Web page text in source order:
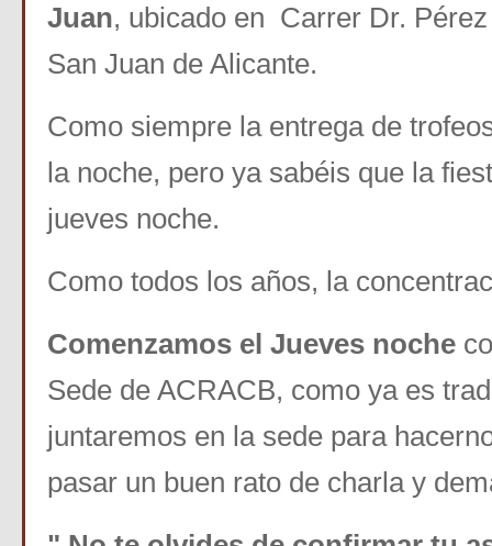
Juan, ubicado en Carrer Dr.
San Juan de Alicante.
Como siempre la entrega de
la noche, pero ya sabéis que la
jueves noche.
Como todos los años, la
Comenzamos el Jueves noche
Sede de ACRACB, como ya es
juntaremos en la sede para
pasar un buen rato de charla y